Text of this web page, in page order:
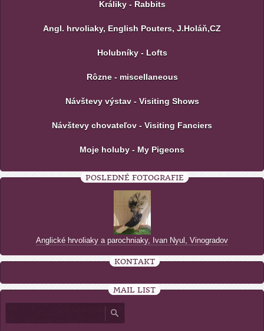
Králiky - Rabbits
Angl. hrvoliaky, English Pouters, J.Holáň,CZ
Holubníky - Lofts
Rôzne - miscellaneous
Návštevy výstav - Visiting Shows
Návštevy chovateľov - Visiting Fanciers
Moje holuby - My Pigeons
POSLEDNÉ FOTOGRAFIE
Anglické hrvoliaky a parochniaky, Ivan Nyul, Vinogradov
KONTAKT
MAIL LIST